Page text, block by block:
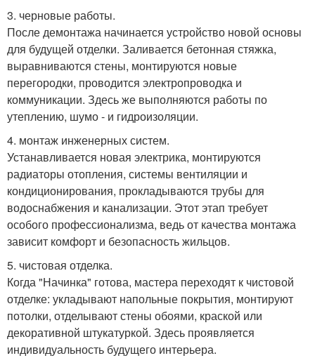
3. черновые работы.
После демонтажа начинается устройство новой основы
для будущей отделки. Заливается бетонная стяжка,
выравниваются стены, монтируются новые
перегородки, проводится электропроводка и
коммуникации. Здесь же выполняются работы по
утеплению, шумо - и гидроизоляции.
4. монтаж инженерных систем.
Устанавливается новая электрика, монтируются
радиаторы отопления, системы вентиляции и
кондиционирования, прокладываются трубы для
водоснабжения и канализации. Этот этап требует
особого профессионализма, ведь от качества монтажа
зависит комфорт и безопасность жильцов.
5. чистовая отделка.
Когда "Начинка" готова, мастера переходят к чистовой
отделке: укладывают напольные покрытия, монтируют
потолки, отделывают стены обоями, краской или
декоративной штукатуркой. Здесь проявляется
индивидуальность будущего интерьера.